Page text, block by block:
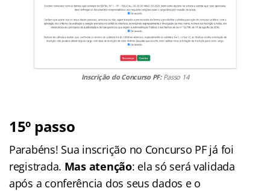
Inscrição do Concurso PF:Passo 14
15º passo
Parabéns! Sua inscrição no Concurso PF já foi
registrada. Mas atenção: ela só será validada
após a conferência dos seus dados e o